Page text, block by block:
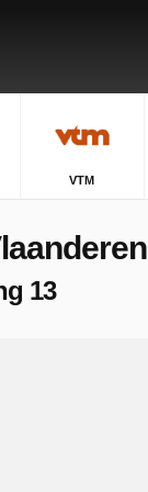
VTM
13